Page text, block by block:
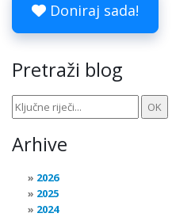
Doniraj sada!
Pretraži blog
Arhive
2026
2025
2024